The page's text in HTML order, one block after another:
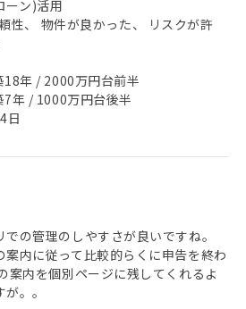
ーン)活用
性、 物件が良かった、 リスクが許
年 / 2000万円台前半
年 / 1000万円台後半
日
の管理のしやすさが良いですね。
内に従って比較的らくに申告を終わ
案内を個別ページに残してくれるよ
。。